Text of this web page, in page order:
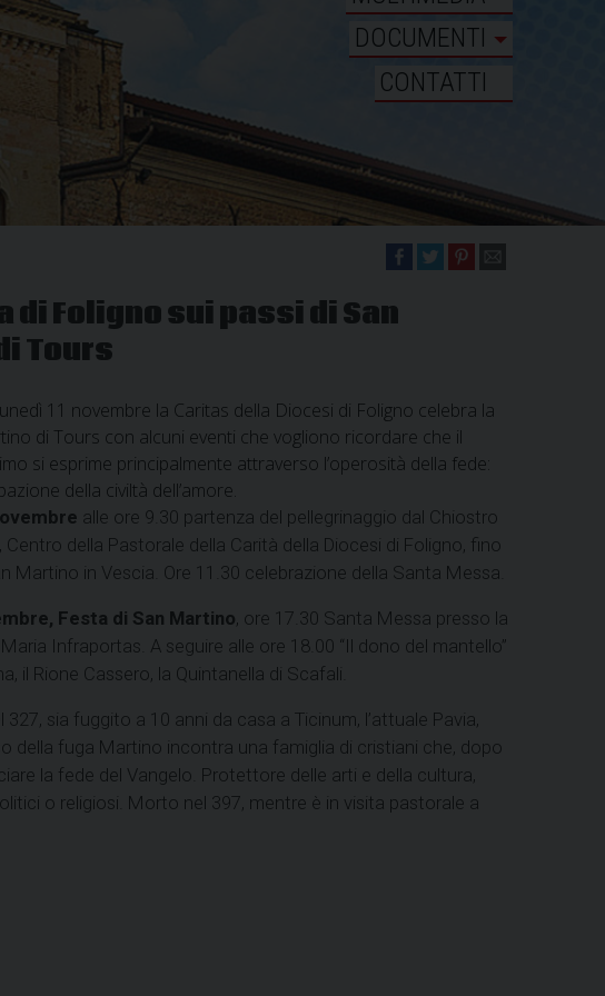
DOCUMENTI
CONTATTI
di Foligno sui passi di San
Tours
11 novembre la Caritas della Diocesi di Foligno celebra la
di Tours con alcuni eventi che vogliono ricordare che il
si esprime principalmente attraverso l’operosità della fede:
della civiltà dell’amore.
alle ore 9.30 partenza del pellegrinaggio dal Chiostro
Centro della Pastorale della Carità della Diocesi di Foligno, fino
Martino in Vescia. Ore 11.30 celebrazione della Santa Messa.
Festa di San Martino, ore 17.30 Santa Messa presso la
Infraportas. A seguire alle ore 18.00 “Il dono del mantello”
il Rione Cassero, la Quintanella di Scafali.
sia fuggito a 10 anni da casa a Ticinum, l’attuale Pavia,
della fuga Martino incontra una famiglia di cristiani che, dopo
la fede del Vangelo. Protettore delle arti e della cultura,
o religiosi. Morto nel 397, mentre è in visita pastorale a